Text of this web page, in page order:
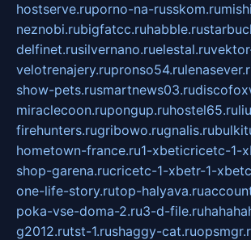
hostserve.ruporno-na-russkom.ru
neznobi.rubigfatcc.ruhabble.ru
delfinet.rusilvernano.ruelestal.ru
velotrenajery.rupronso54.ru
show-pets.rusmartnews03.ru
miraclecoon.rupongup.ruhostel65.ru
firehunters.rugribowo.rugnalis.ru
hometown-france.ru1-xbeticricetc-1-
shop-garena.rucricetc-1-xbetr-1-
one-life-story.rutop-halyava.ru
poka-vse-doma-2.ru3-d-file.ru
g2012.rutst-1.rushaggy-cat.ru